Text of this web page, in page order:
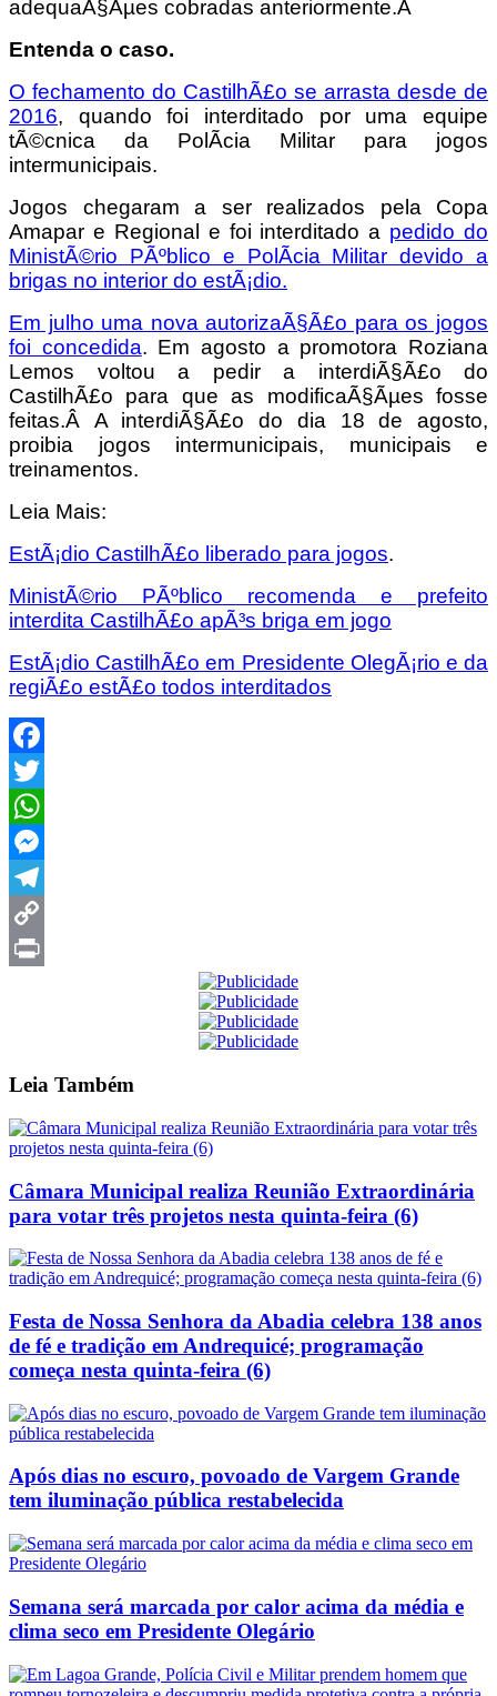
adequaÃ§Ãµes cobradas anteriormente.Â
Entenda o caso.
O fechamento do CastilhÃ£o se arrasta desde de
2016, quando foi interditado por uma equipe
tÃ©cnica da PolÃ­cia Militar para jogos
intermunicipais.
Jogos chegaram a ser realizados pela Copa
Amapar e Regional e foi interditado a pedido do
MinistÃ©rio PÃºblico e PolÃ­cia Militar devido a
brigas no interior do estÃ¡dio.
Em julho uma nova autorizaÃ§Ã£o para os jogos
foi concedida. Em agosto a promotora Roziana
Lemos voltou a pedir a interdiÃ§Ã£o do
CastilhÃ£o para que as modificaÃ§Ãµes fosse
feitas.Â A interdiÃ§Ã£o do dia 18 de agosto,
proibia jogos intermunicipais, municipais e
treinamentos.
Leia Mais:
EstÃ¡dio CastilhÃ£o liberado para jogos.
MinistÃ©rio PÃºblico recomenda e prefeito
interdita CastilhÃ£o apÃ³s briga em jogo
EstÃ¡dio CastilhÃ£o em Presidente OlegÃ¡rio e da
regiÃ£o estÃ£o todos interditados
Facebook
Twitter
WhatsApp
Messenger
Telegram
Copy
Leia Também
Câmara Municipal realiza Reunião Extraordinária
para votar três projetos nesta quinta-feira (6)
Festa de Nossa Senhora da Abadia celebra 138 anos
de fé e tradição em Andrequicé; programação
começa nesta quinta-feira (6)
Após dias no escuro, povoado de Vargem Grande
tem iluminação pública restabelecida
Semana será marcada por calor acima da média e
clima seco em Presidente Olegário